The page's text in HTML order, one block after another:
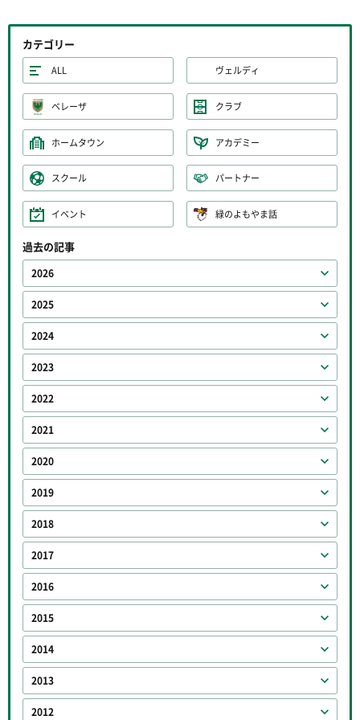
カテゴリー
ALL ヴェルディ
ベレーザ クラブ
ホームタウン アカデミー
スクール パートナー
イベント 緑のよもやま話
過去の記事
2026
2025
2024
2023
2022
2021
2020
2019
2018
2017
2016
2015
2014
2013
2012